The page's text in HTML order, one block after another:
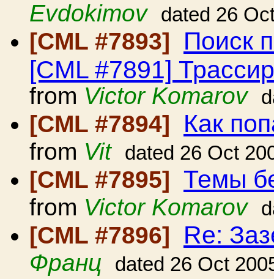
Evdokimov dated 26
[CML #7893] Поиск
[CML #7891]
from Victor Komarov
[CML #7894] Как
from Vit dated 26 Oct
[CML #7895] Темы
from Victor Komarov
[CML #7896] Re:
Франц dated 26 Oct